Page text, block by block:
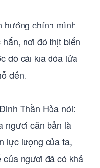
hướng chính mình
nơi đó thịt biến
đó cái kia đóa lửa
đến.
Thần Hỏa nói:
ngươi căn bản là
lực lượng của ta,
của ngươi đã có khả